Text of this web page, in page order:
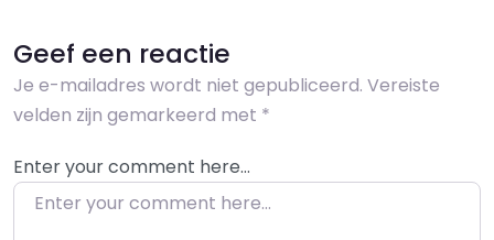
Geef een reactie
Je e-mailadres wordt niet gepubliceerd. Vereiste
velden zijn gemarkeerd met *
Enter your comment here…